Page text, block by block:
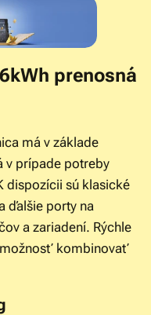
prenosná
má v základe
v prípade potreby
dispozícii sú klasické
ďalšie porty na
a zariadení. Rýchle
kombinovať